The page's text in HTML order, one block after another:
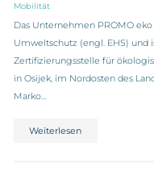
Mobilität
Das Unternehmen PROMO
Umweltschutz (engl. EHS) und
Zertifizierungsstelle für
in Osijek, im Nordosten des
Marko…
Weiterlesen